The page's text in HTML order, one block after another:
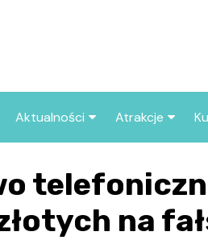
Aktualności
Wszystkie wpisy
Atrakcje
we Wrocławiu
Co warto
Wrocławiu?
na